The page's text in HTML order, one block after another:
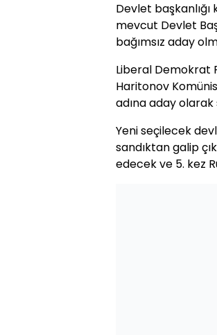
Devlet başkanlığı
mevcut Devlet
bağımsız aday
Liberal Demokrat
Haritonov
adına aday olarak
Yeni seçilecek
sandıktan galip
edecek ve 5. kez